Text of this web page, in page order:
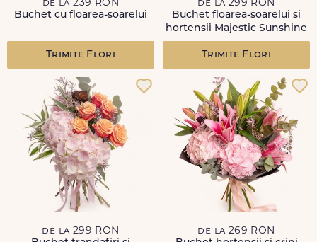
de la 239 RON
Buchet cu floarea-soarelui
Trimite Flori
de la 299 RON
Buchet floarea-soarelui si
hortensii Majestic Sunshine
Trimite Flori
de la 299 RON
de la 269 RON